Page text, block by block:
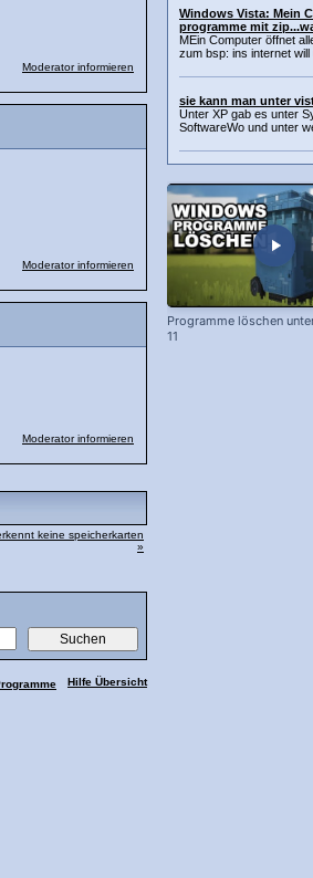
Moderator informieren
Moderator informieren
Moderator informieren
keine speicherkarten
»
Hilfe Übersicht
Windows Vista: Mein
programme mit
MEin Computer öffnet
zum bsp: ins internet will
sie kann man unter
Unter XP gab es unter
SoftwareWo und unter
Programme löschen
11